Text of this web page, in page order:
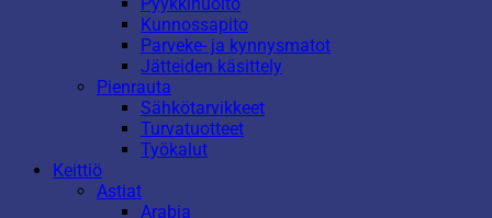
Kunnossapito
Parveke- ja kynnysmatot
Jätteiden käsittely
Pienrauta
Sähkötarvikkeet
Turvatuotteet
Työkalut
Keittiö
Astiat
Arabia